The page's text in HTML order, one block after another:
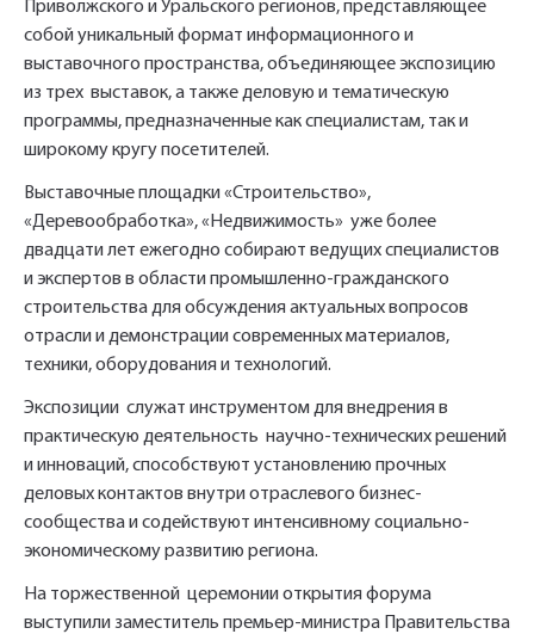
Приволжского и Уральского регионов, представляющее
собой уникальный формат информационного и
выставочного пространства, объединяющее экспозицию
из трех выставок, а также деловую и тематическую
программы, предназначенные как специалистам, так и
широкому кругу посетителей.
Выставочные площадки «Строительство»,
«Деревообработка», «Недвижимость» уже более
двадцати лет ежегодно собирают ведущих специалистов
и экспертов в области промышленно-гражданского
строительства для обсуждения актуальных вопросов
отрасли и демонстрации современных материалов,
техники, оборудования и технологий.
Экспозиции служат инструментом для внедрения в
практическую деятельность научно-технических решений
и инноваций, способствуют установлению прочных
деловых контактов внутри отраслевого бизнес-
сообщества и содействуют интенсивному социально-
экономическому развитию региона.
На торжественной церемонии открытия форума
выступили заместитель премьер-министра Правительства
Ваша заявка будет обработана
нами в ближайшее время
Ваш заказ будет обработан нами в
ближайшее время
Ссылка для подтверждения
регистрации отправлена на указанный
вами почтовый адрес. Перейдите по
ссылке подтверждения в течении 3
дней.
Телефон*
Нажимая на кнопку «Отправить» вы
автоматически соглашаетесь с«Политикой
конфиденциальности»
Заполните форму обратной связи, и наши
менеджеры перезвонят вам в ближайшее
время.
Телефон*
Нажимая на кнопку «Отправить» вы
автоматически соглашаетесь с«Политикой
конфиденциальности»